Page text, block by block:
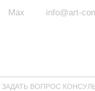
info@art-
Max
ЗАДАТЬ ВОПРОС